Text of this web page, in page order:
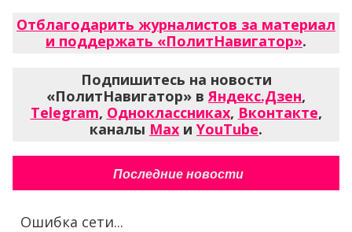
Отблагодарить журналистов за материал
и поддержать «ПолитНавигатор».
Подпишитесь на новости
«ПолитНавигатор» вЯндекс.Дзен,
Telegram, Одноклассниках, Вконтакте,
каналы Max и YouTube.
Последние новости
Ошибка сети...